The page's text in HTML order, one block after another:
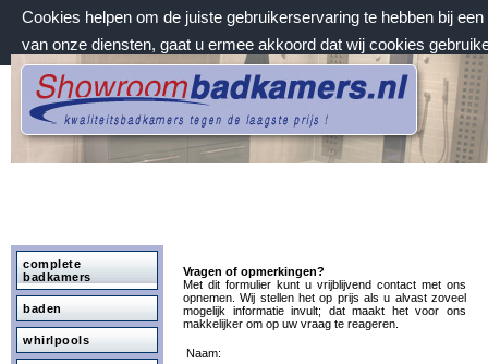
Cookies helpen om de juiste gebruikerservaring te hebben bij
van onze diensten, gaat u ermee akkoord dat wij cookies
zondag 9 augustus 2026, 11:09 uur
Welkom bij Showroombadkamers.nl
complete
badkamers
baden
whirlpools
Vragen of opmerkingen?
Met dit formulier kunt u vrijblijvend contact met ons
opnemen. Wij stellen het op prijs als u alvast zoveel
mogelijk informatie invult; dat maakt het voor ons
makkelijker om op uw vraag te reageren.
Naam: